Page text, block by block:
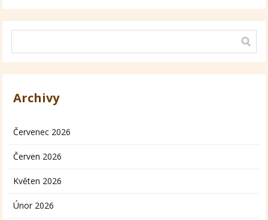
Archivy
Červenec 2026
Červen 2026
Květen 2026
Únor 2026